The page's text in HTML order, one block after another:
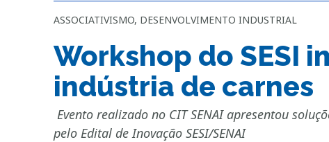
ASSOCIATIVISMO, DESENVOLVIMENTO INDUSTRIAL
Workshop do SESI
indústria de carnes
Evento realizado no CIT SENAI apresentou
pelo Edital de Inovação SESI/SENAI